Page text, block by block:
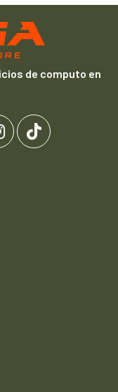
de computo en